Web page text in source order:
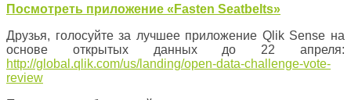
Посмотреть приложение « Fasten Seatbelts»
Друзья, голосуйте за лучшее приложение Qlik Sense на
основе открытых данных до 22 апреля:
http://global.qlik.com/us/landing/open-data-challenge-vote-
review